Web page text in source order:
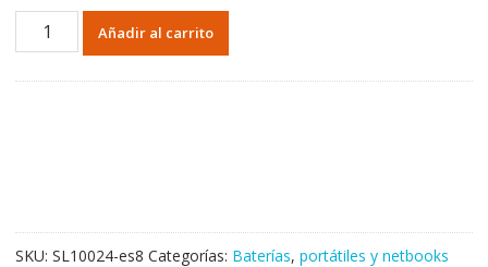
Portátil
batería
Añadir al carrito
SKU: SL10024-es8 Categorías: Baterías, portátiles y netbooks